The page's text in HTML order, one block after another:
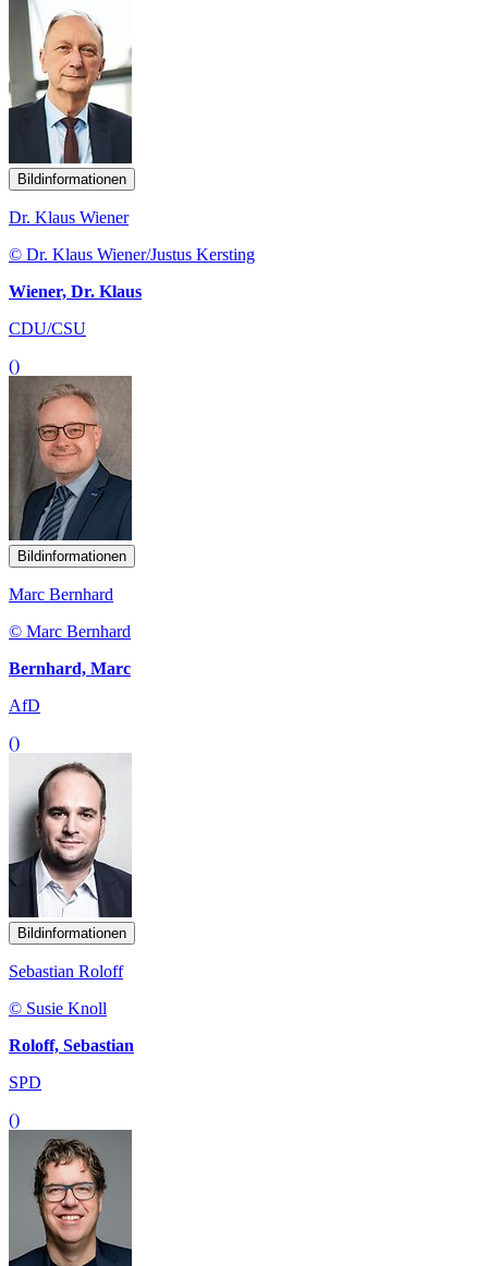
Bildinformationen
Dr. Klaus Wiener
© Dr. Klaus Wiener/Justus Kersting
Wiener, Dr. Klaus
CDU/CSU
()
Bildinformationen
Marc Bernhard
© Marc Bernhard
Bernhard, Marc
AfD
()
Bildinformationen
Sebastian Roloff
© Susie Knoll
Roloff, Sebastian
SPD
()